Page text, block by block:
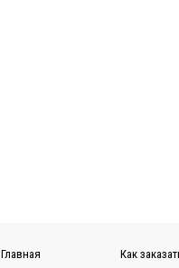
Главная
Как